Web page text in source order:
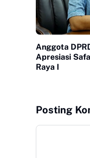
Anggota
Apresiasi
Raya I
Posting